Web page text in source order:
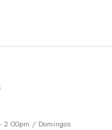
2:00pm / Domingos